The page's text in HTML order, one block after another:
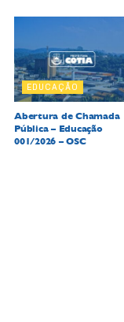
EDUCAÇÃO
Abertura de Chamada
Pública – Educação
001/2026 – OSC